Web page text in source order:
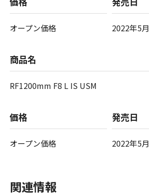
オープン価格 2022年5
商品名
RF1200mm F8 L IS USM
価格
オープン価格
発売日
2022年5
関連情報